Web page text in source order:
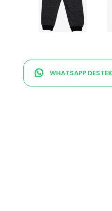
WHATSAPP